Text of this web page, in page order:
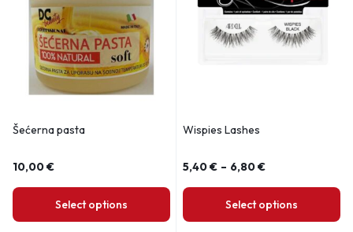
Šećerna pasta
10,00€
Select options
Wispies Lashes
5,40€ – 6,80€
Select options